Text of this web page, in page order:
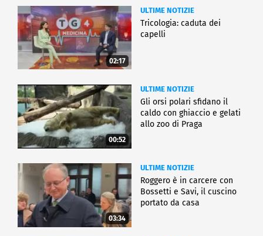
02:17
ULTIME NOTIZIE
Tricologia: caduta dei
capelli
00:52
ULTIME NOTIZIE
Gli orsi polari sfidano il
caldo con ghiaccio e gelati
allo zoo di Praga
03:34
ULTIME NOTIZIE
Roggero è in carcere con
Bossetti e Savi, il cuscino
portato da casa